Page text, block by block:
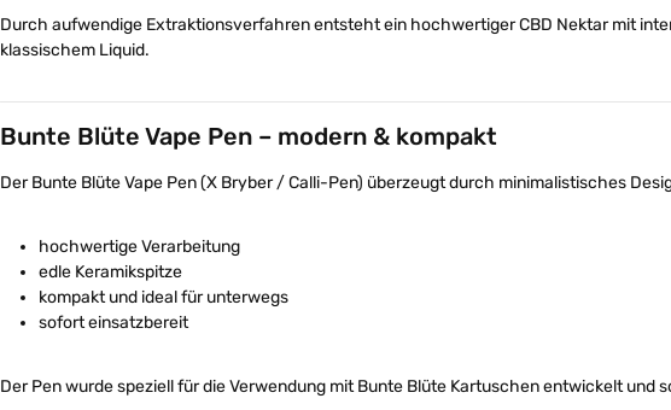
Durch aufwendige Extraktionsverfahren entsteht ein hochwertiger CBD Nektar mit
klassischem Liquid.
Bunte Blüte Vape Pen – modern & kompakt
Der Bunte Blüte Vape Pen (X Bryber / Calli-Pen) überzeugt durch minimalistisches
hochwertige Verarbeitung
edle Keramikspitze
kompakt und ideal für unterwegs
sofort einsatzbereit
Der Pen wurde speziell für die Verwendung mit Bunte Blüte Kartuschen entwickelt und